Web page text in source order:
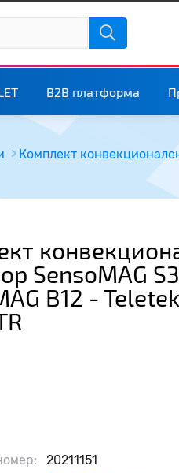
B2B платформа
SensoMAG
B12 -
20211151